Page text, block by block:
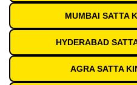
MUMBAI SATTA
HYDERABAD
AGRA SATTA